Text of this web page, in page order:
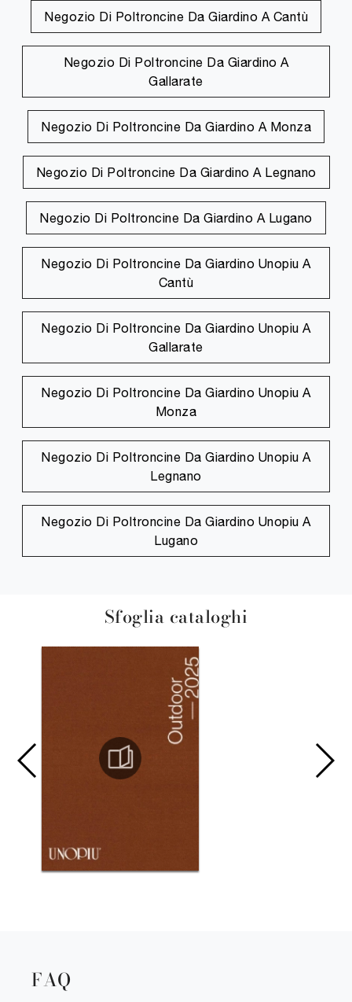
Negozio Di Poltroncine Da Giardino A Cantù
Negozio Di Poltroncine Da Giardino A
Gallarate
Negozio Di Poltroncine Da Giardino A Monza
Negozio Di Poltroncine Da Giardino A Legnano
Negozio Di Poltroncine Da Giardino A Lugano
Negozio Di Poltroncine Da Giardino Unopiu A
Cantù
Negozio Di Poltroncine Da Giardino Unopiu A
Gallarate
Negozio Di Poltroncine Da Giardino Unopiu A
Monza
Negozio Di Poltroncine Da Giardino Unopiu A
Legnano
Negozio Di Poltroncine Da Giardino Unopiu A
Lugano
Sfoglia cataloghi
FAQ